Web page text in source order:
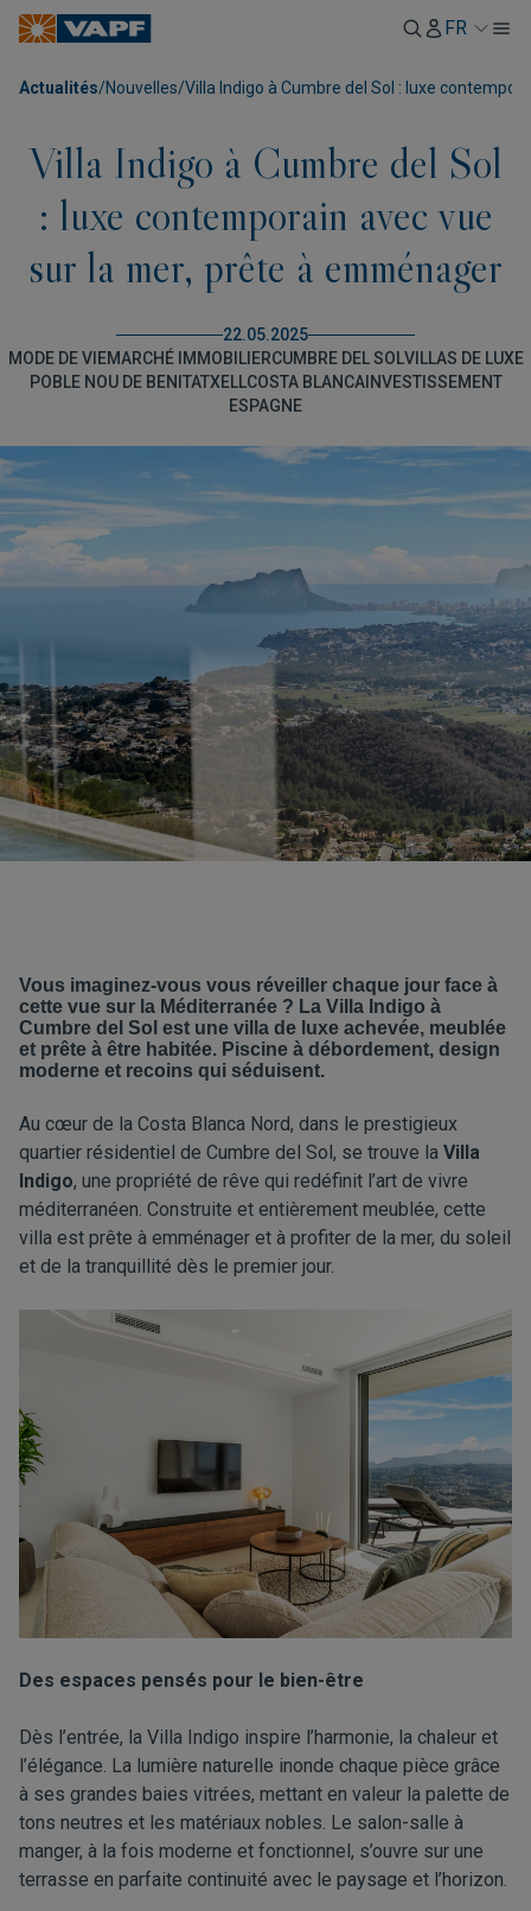
FR
Actualités/Nouvelles/Villa Indigo à Cumbre del Sol : luxe
Villa Indigo à Cumbre del Sol
: luxe contemporain avec vue
sur la mer, prête à emménager
22.05.2025
MODE DE VIEMARCHÉ IMMOBILIERCUMBRE DEL SOLVILLAS DE LUXE
POBLE NOU DE BENITATXELLCOSTA BLANCAINVESTISSEMENT
ESPAGNE
Vous imaginez-vous vous réveiller chaque jour face à
cette vue sur la Méditerranée ? La Villa Indigo à
Cumbre del Sol est une villa de luxe achevée, meublée
et prête à être habitée. Piscine à débordement, design
moderne et recoins qui séduisent.
Au cœur de la Costa Blanca Nord, dans le prestigieux
quartier résidentiel de Cumbre del Sol, se trouve la Villa
Indigo, une propriété de rêve qui redéfinit l’art de vivre
méditerranéen. Construite et entièrement meublée, cette
villa est prête à emménager et à profiter de la mer, du soleil
et de la tranquillité dès le premier jour.
Des espaces pensés pour le bien-être
Dès l’entrée, la Villa Indigo inspire l’harmonie, la chaleur et
l’élégance. La lumière naturelle inonde chaque pièce grâce
à ses grandes baies vitrées, mettant en valeur la palette de
tons neutres et les matériaux nobles. Le salon-salle à
manger, à la fois moderne et fonctionnel, s’ouvre sur une
terrasse en parfaite continuité avec le paysage et l’horizon.